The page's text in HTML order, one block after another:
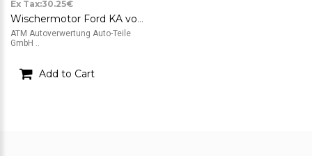
Ex Tax:30.25€
Wischermotor Ford KA vorne Wischergestänge Bosch F006B20051 97KG17B571AC
ATM Autoverwertung Auto-Teile
GmbH ..
Add to Cart